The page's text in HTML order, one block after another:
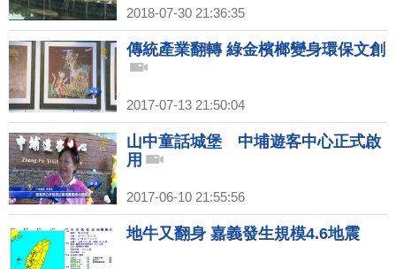
2018-07-30 21:36:35
傳統產業翻轉 綠金檳榔變身環保文創
2017-07-13 21:50:04
山中童話城堡 中埔遊客中心正式啟
用
2017-06-10 21:55:56
地牛又翻身 嘉義發生規模4.6地震